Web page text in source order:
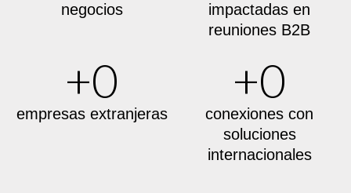
negocios
impactadas en
reuniones B2B
+0
empresas extranjeras
+0
conexiones con
soluciones
internacionales